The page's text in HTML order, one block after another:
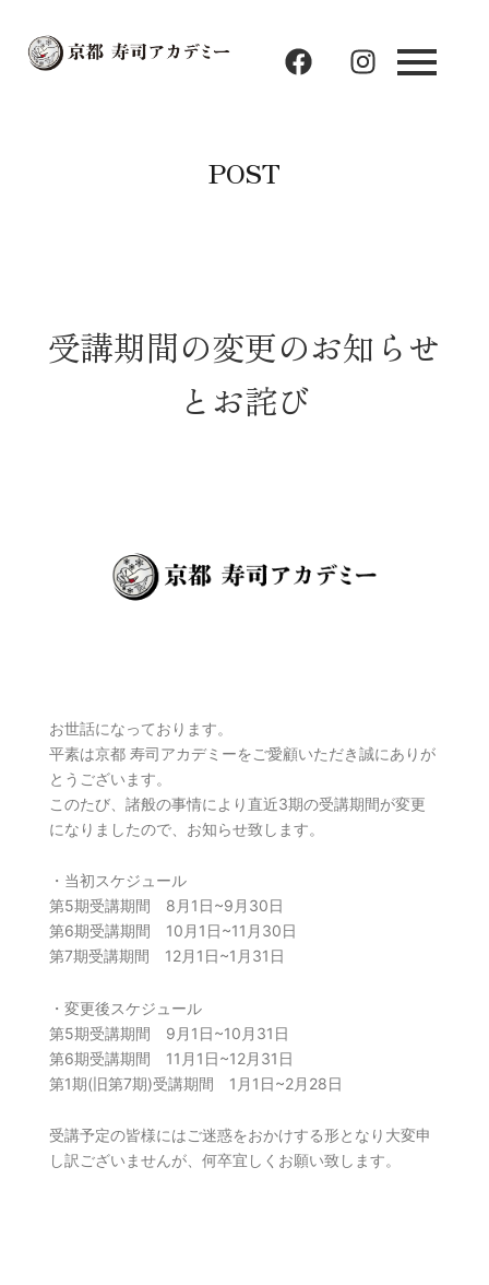
F
a
I
n
POST
受講期間の変更のお知らせ
とお詫び
お世話になっております。
平素は京都 寿司アカデミーをご愛顧いただき誠にありが
とうございます。
このたび、諸般の事情により直近3期の受講期間が変更
になりましたので、お知らせ致します。
・当初スケジュール
第5期受講期間 8月1日~9月30日
第6期受講期間 10月1日~11月30日
第7期受講期間 12月1日~1月31日
・変更後スケジュール
第5期受講期間 9月1日~10月31日
第6期受講期間 11月1日~12月31日
第1期(旧第7期)受講期間 1月1日~2月28日
受講予定の皆様にはご迷惑をおかけする形となり大変申
し訳ございませんが、何卒宜しくお願い致します。